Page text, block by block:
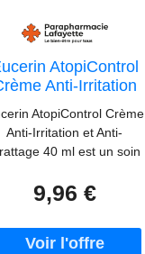
AtopiControl
Anti-Irritation
- Tube 40 ml
AtopiControl Crème
Anti-Irritation et Anti-
40 ml est un soin
combattre l'intensité des
poussées de sécheresse
sévère.Sa formule
est
9,96 €